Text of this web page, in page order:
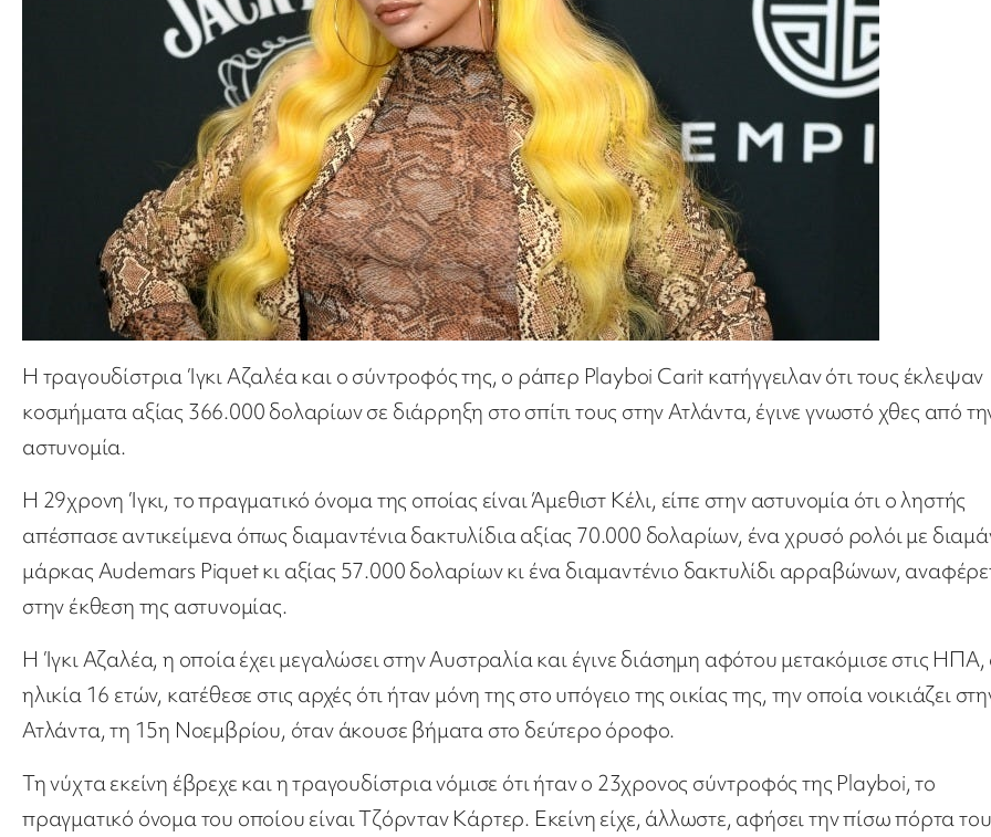
Η τραγουδίστρια Ίγκι Αζαλέα και ο σύντροφός της, ο ράπερ Playboi Carit κατήγγειλαν ότι τους έκλεψαν
κοσμήματα αξίας 366.000 δολαρίων σε διάρρηξη στο σπίτι τους στην Ατλάντα, έγινε γνωστό χθες από
αστυνομία.
Η 29χρονη Ίγκι, το πραγματικό όνομα της οποίας είναι Άμεθιστ Κέλι, είπε στην αστυνομία ότι ο ληστής
απέσπασε αντικείμενα όπως διαμαντένια δακτυλίδια αξίας 70.000 δολαρίων, ένα χρυσό ρολόι με
μάρκας Audemars Piquet κι αξίας 57.000 δολαρίων κι ένα διαμαντένιο δακτυλίδι αρραβώνων,
στην έκθεση της αστυνομίας.
Η Ίγκι Αζαλέα, η οποία έχει μεγαλώσει στην Αυστραλία και έγινε διάσημη αφότου μετακόμισε στις ΗΠΑ,
ηλικία 16 ετών, κατέθεσε στις αρχές ότι ήταν μόνη της στο υπόγειο της οικίας της, την οποία νοικιάζει
Ατλάντα, τη 15η Νοεμβρίου, όταν άκουσε βήματα στο δεύτερο όροφο.
Τη νύχτα εκείνη έβρεχε και η τραγουδίστρια νόμισε ότι ήταν ο 23χρονος σύντροφός της Playboi, το
πραγματικό όνομα του οποίου είναι Τζόρνταν Κάρτερ. Εκείνη είχε, άλλωστε, αφήσει την πίσω πόρτα του